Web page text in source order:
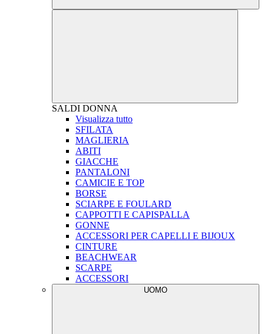
SALDI DONNA
Visualizza tutto
SFILATA
MAGLIERIA
ABITI
GIACCHE
PANTALONI
CAMICIE E TOP
BORSE
SCIARPE E FOULARD
CAPPOTTI E CAPISPALLA
GONNE
ACCESSORI PER CAPELLI E BIJOUX
CINTURE
BEACHWEAR
SCARPE
ACCESSORI
UOMO